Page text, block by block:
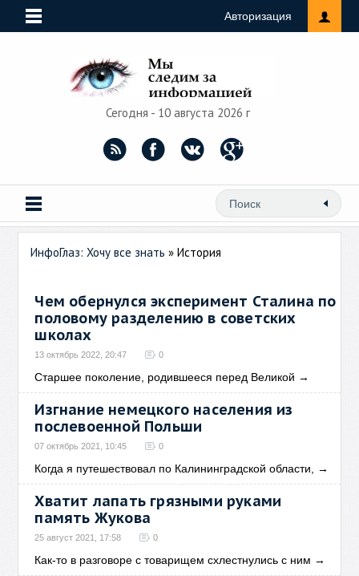
Авторизация
Сегодня - 10 августа 2026 г
ИнфоГлаз: Хочу все знать » История
Чем обернулся эксперимент Сталина по
половому разделению в советских
школах
13 октябрь 2022, 20:47 0
Старшее поколение, родившееся перед Великой →
Изгнание немецкого населения из
послевоенной Польши
07 октябрь 2021, 10:45 0
Когда я путешествовал по Калининградской области, →
Хватит лапать грязными руками
память Жукова
25 август 2021, 17:58 0
Как-то в разговоре с товарищем схлестнулись с ним →